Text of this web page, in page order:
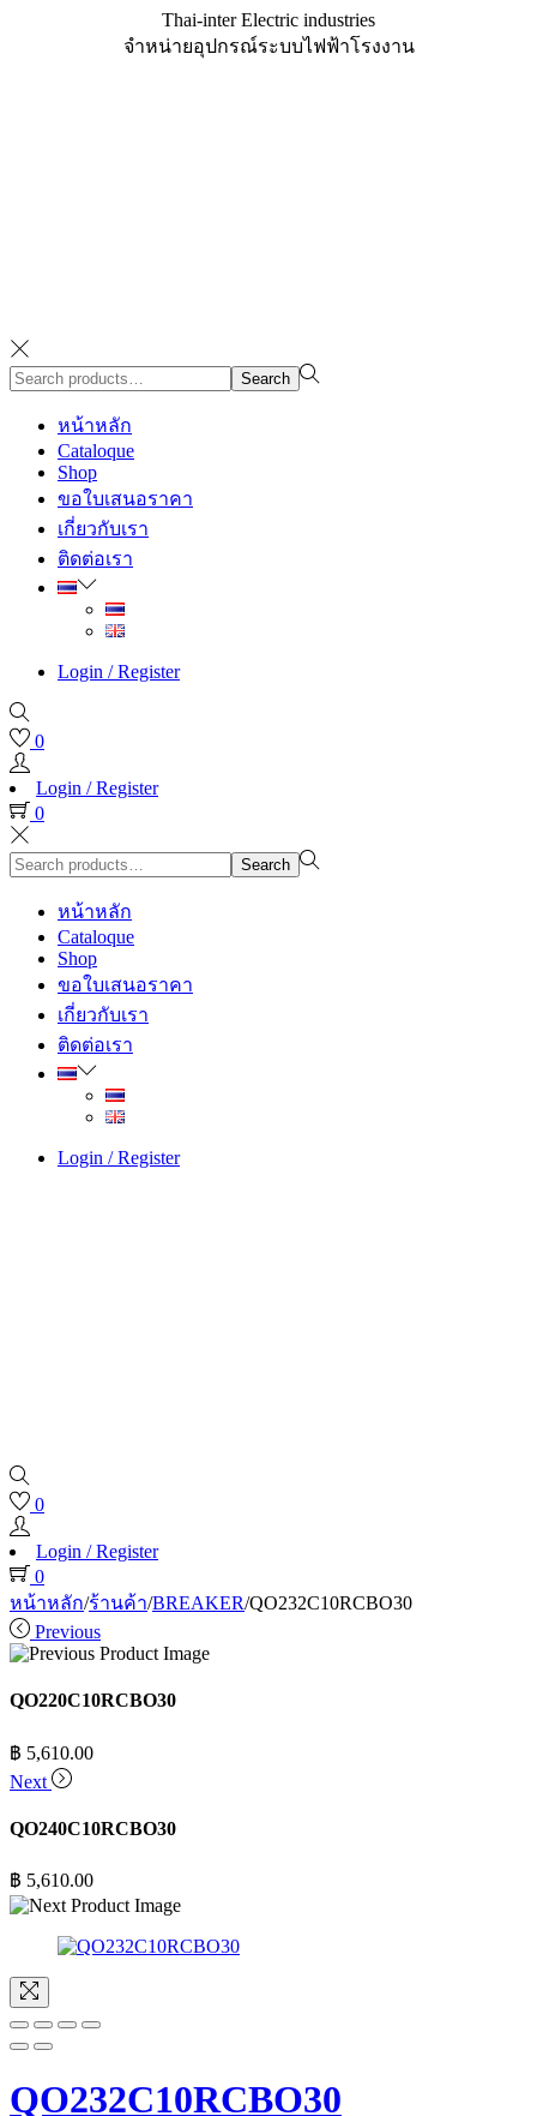
Thai-inter Electric industries
จำหน่ายอุปกรณ์ระบบไฟฟ้าโรงงาน
Search
for:>
Search
หน้าหลัก
Cataloque
Shop
ขอใบเสนอราคา
เกี่ยวกับเรา
ติดต่อเรา
Login / Register
0
Login / Register
0
Search
for:>
Search
หน้าหลัก
Cataloque
Shop
ขอใบเสนอราคา
เกี่ยวกับเรา
ติดต่อเรา
Login / Register
0
Login / Register
0
หน้าหลัก/ร้านค้า/BREAKER/QO232C10RCBO30
Previous
QO220C10RCBO30
฿ 5,610.00
Next
QO240C10RCBO30
฿ 5,610.00
QO232C10RCBO30